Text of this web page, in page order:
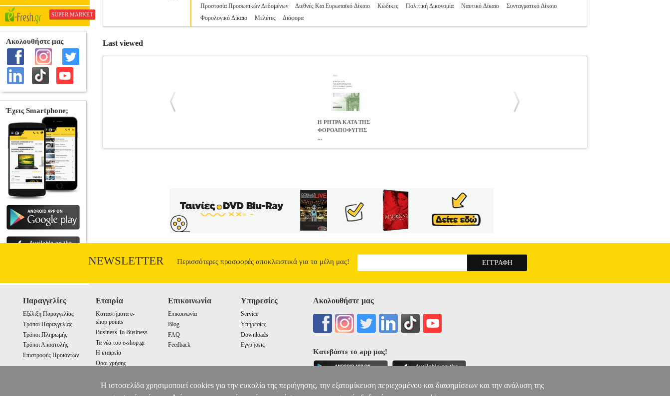
SUPER MARKET
Προστασία Προσωπικών Δεδομένων
Διεθνές Και Ευρωπαϊκό Δίκαιο Κώδικες Πολιτική Δικονομία Ναυτικό Δίκαιο
Συνταγματικό Δίκαιο
Φορολογικό Δίκαιο
Μελέτες Διάφορα
Last viewed
Η ΡΗΤΡΑ ΚΑΤΑ ΤΗΣ
ΦΟΡΟΑΠΟΦΥΓΗΣ
...
νομολογία ΔΕΕ, να διασφαλίσει τη λελογισμένη εφαρμογή της. Η παρούσα ανάλυση επιχειρεί να τιθασεύσει το πολυπληθές υλικό της διεθνούς βιβλιογραφίας
και πρακτικής, ενώ η μεγάλη χρησιμότητα του έργου εκδηλώνεται στην τεκμηρίωση των ασαφών εννοιών της διατάξεως, με την παράθεση πολλαπλών
παραδειγμάτων. Τα παραδείγματα αφορούν τόσο περιπτώσεις, που κρίθηκαν ως εμπίπτουσες στις σχετικές περί καταπολεμήσεως της φοροαποφυγής διατάξεις
όσο και περιπτώσεις επιλεχθεισών συναλλαγών με δημιουργία φορολογικού οφέλους, που θεωρήθηκαν ότι αποτελούν σωστές επιχειρηματικές αποφάσεις, που
δεν ενέπιπταν στο σκοπό των εφαρμοστέων εν προκειμένω διατάξεων. Η χρήση των παραδειγμάτων ως κατευθυντήρια οδηγία είναι η πιο κατάλληλη μέθοδος
για τον σωστό προσανατολισμό του εφαρμοστή του άρθρου 38. Το έργο συμπληρώνεται από Παράρτημα νομοθεσίας, ελληνική και ξενόγλωσση βιβλιογραφία
καθώς και συνοπτικό αλφαβητικό ευρετήριο των κυριότερων όρων.Η ΡΗΤΡΑ ΚΑΤΑ ΤΗΣ ΦΟΡΟΑΠΟΦΥΓΗΣ ΣΤΟ ΕΛΛΗΝΙΚΟ ΔΙΚΑΙΟ
NEWSLETTER Περισσότερες προσφορές αποκλειστικά για τα μέλη μας!
Παραγγελίες
Εξέλιξη Παραγγελίας
Τρόποι Παραγγελίας
Τρόποι Πληρωμής
Τρόποι Αποστολής
Επιστροφές Προιόντων
Εταιρία
Καταστήματα e-
shop points
Business To Business
Τα νέα του e-shop.gr
Η εταιρεία
Οροι χρήσης
Επικοινωνία
Επικοινωνία
Blog
FAQ
Feedback
Υπηρεσίες
Service
Υπηρεσίες
Downloads
Εγγυήσεις
Ακολουθήστε μας
Κατεβάστε το app μας!
Η ιστοσελίδα χρησιμοποιεί cookies για την ευκολία της περιήγησης, την εξατομίκευση περιεχομένου και διαφημίσεων και την ανάλυση της